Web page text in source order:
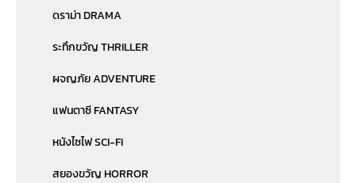
ดราม่า DRAMA
ระทึกขวัญ THRILLER
ผจญภัย ADVENTURE
แฟนตาซี FANTASY
หนังไซไฟ SCI-FI
สยองขวัญ HORROR